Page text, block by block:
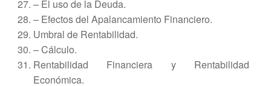
– El uso de la Deuda.
– Efectos del Apalancamiento Financiero.
Umbral de Rentabilidad.
– Cálculo.
Rentabilidad Financiera y Rentabilidad
Económica.